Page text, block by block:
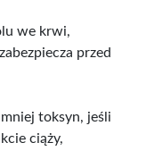
we krwi,
przed
toksyn, jeśli
ciąży,